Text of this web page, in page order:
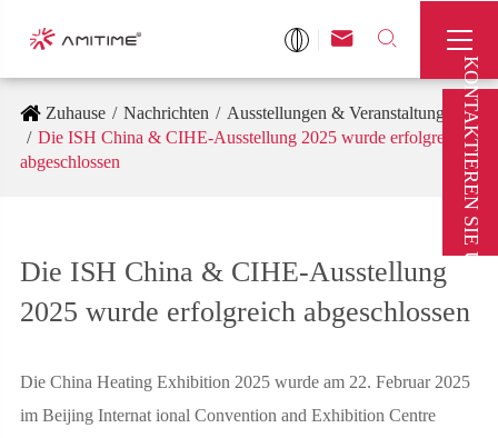
 

Zuhause Nachrichten
Ausstellungen & Veranstaltungen
Die ISH China & CIHE-Ausstellung 2025 wurde erfolgreich
abgeschlossen
Die ISH China & CIHE-Ausstellung
2025 wurde erfolgreich abgeschlossen
Die China Heating Exhibition 2025 wurde am 22. Februar 2025
im Beijing Internat ional Convention and Exhibition Centre
KONTAKTIEREN SIE UNS